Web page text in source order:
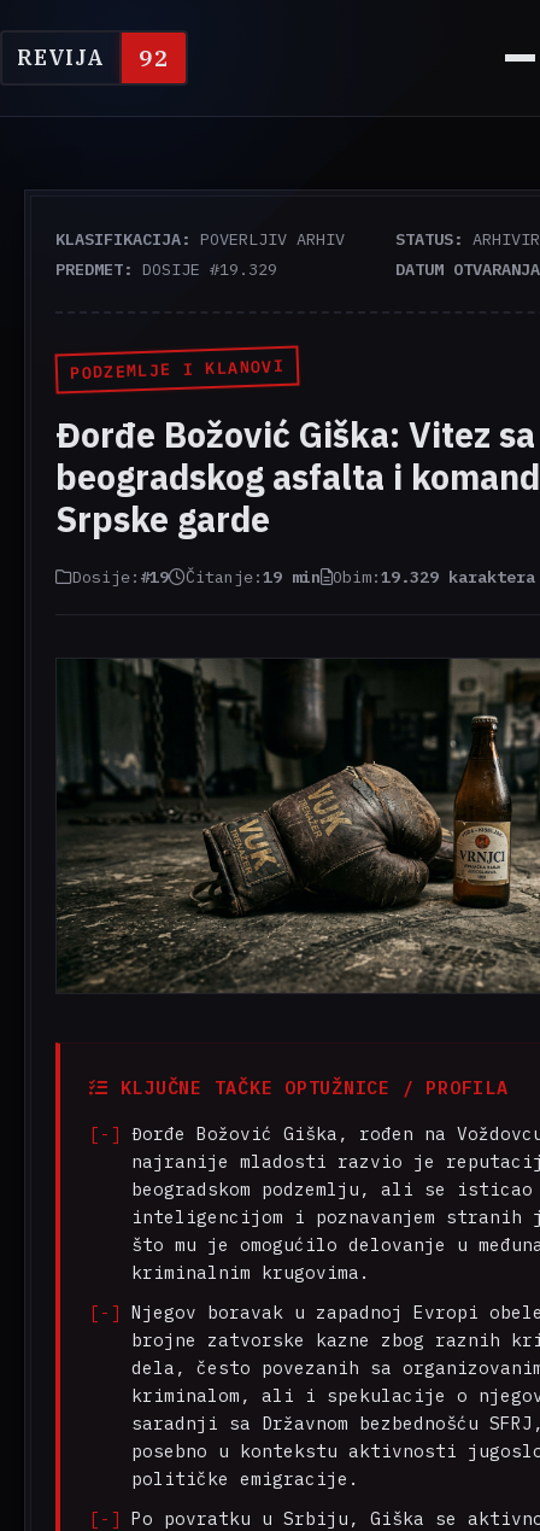
REVIJA 92
KLASIFIKACIJA:
POVERLJIV ARHIV
PREDMET:
DOSIJE #19.329
STATUS:
DATUM
PODZEMLJE I KLANOVI
Đorđe Božović Giška: Vitez sa
beogradskog asfalta i
Srpske garde
Dosije: #19 Čitanje:19 min Obim:19.329 karaktera
KLJUČNE TAČKE OPTUŽNICE / PROFILA
Đorđe Božović Giška, rođen na
najranije mladosti razvio je
beogradskom podzemlju, ali se
inteligencijom i poznavanjem stranih
što mu je omogućilo delovanje u
kriminalnim krugovima.
Njegov boravak u zapadnoj Evropi
brojne zatvorske kazne zbog raznih
dela, često povezanih sa
kriminalom, ali i spekulacije o
saradnji sa Državnom bezbednošću
posebno u kontekstu aktivnosti
političke emigracije.
Po povratku u Srbiju, Giška se